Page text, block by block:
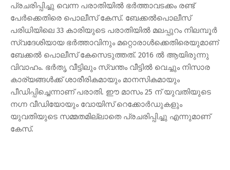
പ്രചരിപ്പിച്ചു വെന്ന പരാതിയിൽ ഭർത്താവടക്കം രണ്ട്
പേർക്കെതിരെ പൊലീസ് കേസ്. ബേക്കൽപൊലീസ്
പരിധിയിലെ 33 കാരിയുടെ പരാതിയിൽ മലപ്പുറം നിലമ്പൂർ
സ്വദേശിയായ ഭർത്താവിനും മറ്റൊരാൾക്കെതിരെയുമാണ്
ബേക്കൽ പൊലീസ് കേസെടുത്തത്. 2016 ൽ ആയിരുന്നു
വിവാഹം. ഭർതൃ വീട്ടിലും സ്വന്തം വീട്ടിൽ വെച്ചും നിസാര
കാര്യങ്ങൾക്ക് ശാരീരികമായും മാനസികമായും
പീഡിപ്പിച്ചെന്നാണ് പരാതി. ഈ മാസം 25 ന് യുവതിയുടെ
നഗ്ന വീഡിയോയും വോയിസ് റെക്കോർഡുകളും
യുവതിയുടെ സമ്മതമില്ലാതെ പ്രചരിപ്പിച്ചു എന്നുമാണ്
കേസ്.